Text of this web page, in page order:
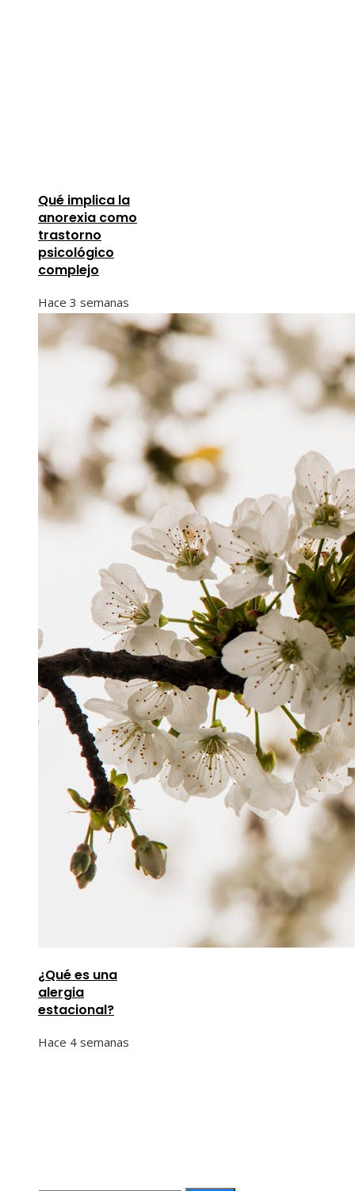
Qué implica la
anorexia como
trastorno
psicológico
complejo
Hace 3 semanas
¿Qué es una
alergia
estacional?
Hace 4 semanas